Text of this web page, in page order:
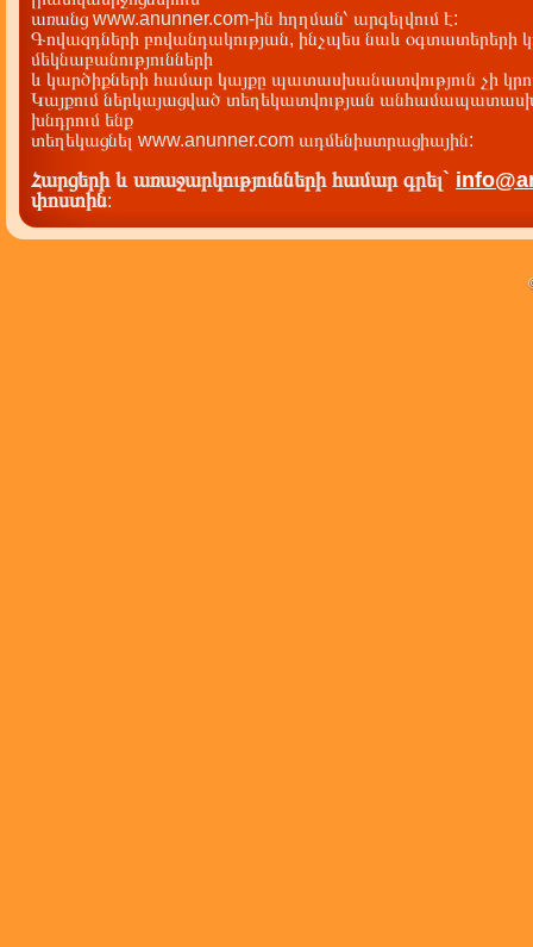
առանց www.anunner.com-ին հղղման՝ արգելվում է:
Գովազդների բովանդակության, ինչպես նաև օգտատերերի
մեկնաբանությունների
և կարծիքների համար կայքը պատասխանատվություն չի
Կայքում ներկայացված տեղեկատվության
խնդրում ենք
տեղեկացնել www.anunner.com ադմենիստրացիային:
Հարցերի և առաջարկությունների համար գրել`
փոստին: